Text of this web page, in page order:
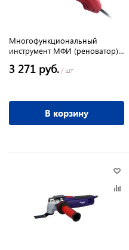
Многофункциональный
инструмент МФИ (реноватор)
3 271 руб. / шт
В корзину